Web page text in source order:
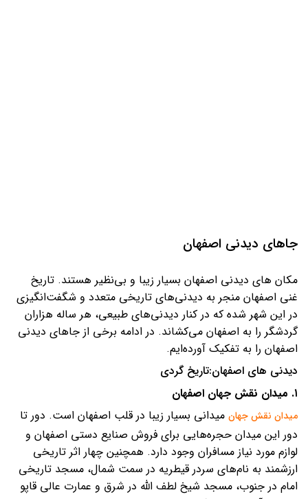
جاهای دیدنی اصفهان
مکان های دیدنی اصفهان بسیار زیبا و بی‌نظیر هستند. تاریخ
غنی اصفهان منجر به دیدنی‌های تاریخی متعدد و شگفت‌انگیزی
در این شهر شده که در کنار دیدنی‌های طبیعی، هر ساله هزاران
گردشگر را به اصفهان می‌کشاند. در ادامه برخی از جاهای دیدنی
اصفهان را به تفکیک آورده‌ایم.
دیدنی های اصفهان:تاریخ گردی
۱. میدان نقش جهان اصفهان
میدان نقش جهان میدانی بسیار زیبا در قلب اصفهان است. دور تا
دور این میدان حجره‌هایی برای فروش صنایع دستی اصفهان و
لوازم مورد نیاز مسافران وجود دارد. همچنین چهار اثر تاریخی
ارزشمند به نام‌های سردر قیطریه در سمت شمال،‌ مسجد تاریخی
امام در جنوب، مسجد شیخ لطف الله در شرق و عمارت عالی قاپو